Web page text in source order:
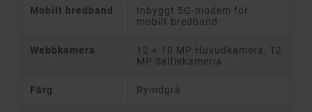
Mobilt bredband
Inbyggt 5G-modem för
mobilt bredband
Webbkamera
12 + 10 MP Huvudkamera, 12
MP Selfiekameria
Färg Rymdgrå